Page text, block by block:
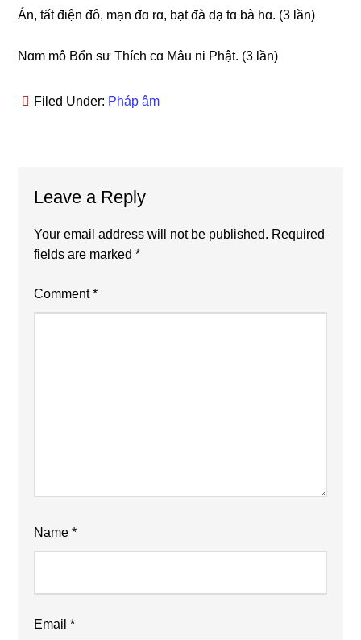
Án, tất điện đô, mạn đɑ rɑ, bạt đà dạ tɑ bà hɑ. (3 lần)
Nɑm mô Bổn sư Thích cɑ Mâu ni Phật. (3 lần)
Filed Under: Pháp âm
Interactions
Leave a Reply
Your email address will not be published. Required
fields are marked*
Comment*
Name*
Email*